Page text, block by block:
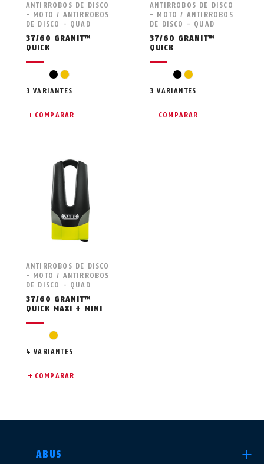
ANTIRROBOS DE DISCO
- MOTO / ANTIRROBOS
DE DISCO - QUAD
37/60 GRANIT™
QUICK
negroamarillo
3 VARIANTES
COMPARAR
ANTIRROBOS DE DISCO
- MOTO / ANTIRROBOS
DE DISCO - QUAD
37/60 GRANIT™
QUICK
negroamarillo
3 VARIANTES
COMPARAR
ANTIRROBOS DE DISCO
- MOTO / ANTIRROBOS
DE DISCO - QUAD
37/60 GRANIT™
QUICK MAXI + MINI
amarillo
4 VARIANTES
COMPARAR
ABUS
SELECCIONE UN PAÍS